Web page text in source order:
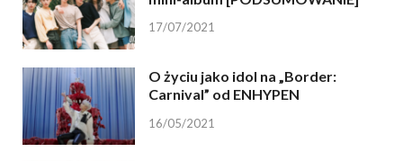
17/07/2021
O życiu jako idol na „Border:
Carnival” od ENHYPEN
16/05/2021